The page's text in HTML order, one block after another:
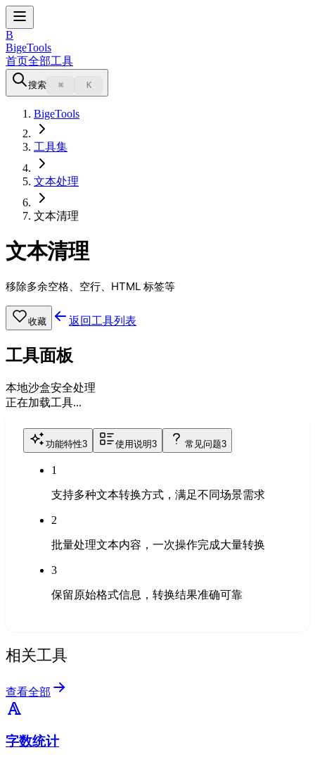
B
BigeTools
首页全部工具
搜索 ⌘ K
BigeTools
工具集
文本处理
文本清理
文本清理
移除多余空格、空行、HTML 标签等
收藏 返回工具列表
工具面板
本地沙盒安全处理
正在加载工具...
功能特性3 使用说明3 常见问题3
1
支持多种文本转换方式，满足不同场景需求
2
批量处理文本内容，一次操作完成大量转换
3
保留原始格式信息，转换结果准确可靠
相关工具
查看全部
字数统计